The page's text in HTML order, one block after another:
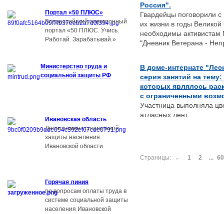
Россия".
Гвардейцы поговорили
их жизни в годы
необходимы активистам
"Дневник Ветерана -
В доме-интернате
серия занятий на
которых являлось
с ограниченными
Участница выполняла
атласных лент.
Страницы: ← 1 2 ...
Портал «50 ПЛЮС»
Всероссийский электронный
портал «50 ПЛЮС. Учись.
Работай. Зарабатывай.»
Министерство труда и
социальной защиты РФ
Ивановская область
Департамент социальной
защиты населения
Ивановской области
Горячая линия
по вопросам оплаты труда в
системе социальной защиты
населения Ивановской